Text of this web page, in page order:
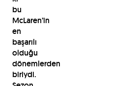
bu
McLaren’in
en
başarılı
olduğu
dönemlerden
biriydi.